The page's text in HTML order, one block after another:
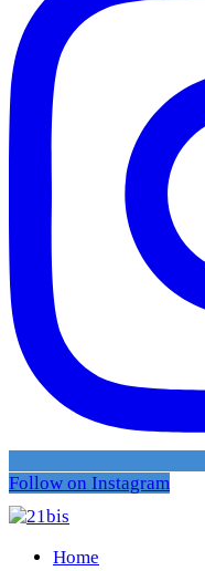
Follow on Instagram
Home